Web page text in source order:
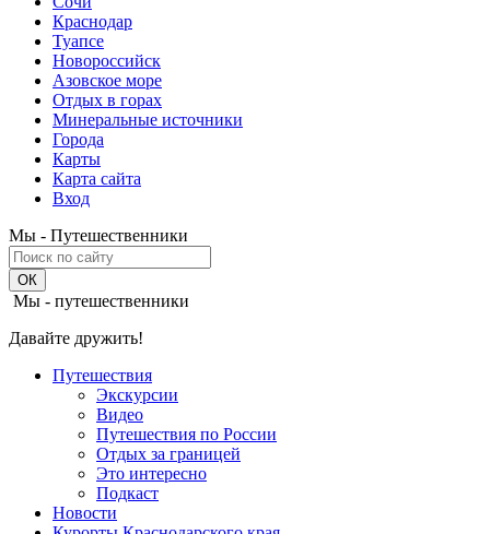
Краснодар
Туапсе
Новороссийск
Азовское море
Отдых в горах
Минеральные источники
Города
Карты
Карта сайта
Вход
Мы - Путешественники
Мы - путешественники
Давайте дружить!
Путешествия
Экскурсии
Видео
Путешествия по России
Отдых за границей
Это интересно
Подкаст
Новости